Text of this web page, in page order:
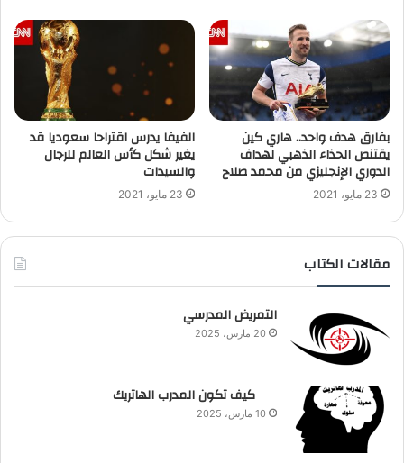
بفارق هدف واحد.. هاري كين
يقتنص الحذاء الذهبي لهداف
الدوري الإنجليزي من محمد صلاح
23 مايو، 2021
الفيفا يدرس اقتراحا سعوديا قد
يغير شكل كأس العالم للرجال
والسيدات
23 مايو، 2021
مقالات الكتاب
التمريض المدرسي
20 مارس، 2025
كيف تكون المدرب الهاتريك
10 مارس، 2025